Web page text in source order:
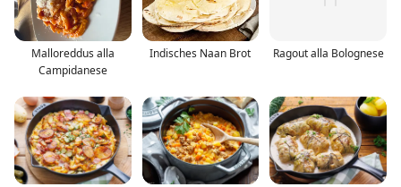
Malloreddus alla
Campidanese
Indisches Naan Brot Ragout alla Bolognese